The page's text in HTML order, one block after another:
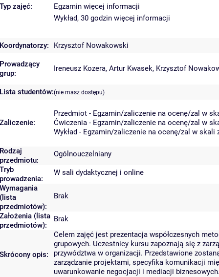
Typ zajęć: Egzamin więcej informacji
Wykład, 30 godzin więcej informacji
Koordynatorzy: Krzysztof Nowakowski
Prowadzący
grup:
Ireneusz Kozera, Artur Kwasek, Krzysztof
Lista studentów:(nie masz dostępu)
Zaliczenie:
Przedmiot - Egzamin/zaliczenie na ocenę/zal w
Ćwiczenia - Egzamin/zaliczenie na ocenę/zal w
Wykład - Egzamin/zaliczenie na ocenę/zal w skali
Rodzaj
przedmiotu:
Ogólnouczelniany
Tryb
prowadzenia:
W sali dydaktycznej i online
Wymagania
(lista
przedmiotów):
Brak
Założenia (lista
przedmiotów):
Brak
Skrócony opis:
Celem zajęć jest prezentacja współczesnych
grupowych. Uczestnicy kursu zapoznają się z
przywództwa w organizacji. Przedstawione
zarządzanie projektami, specyfika komunikacji
uwarunkowanie negocjacji i mediacji